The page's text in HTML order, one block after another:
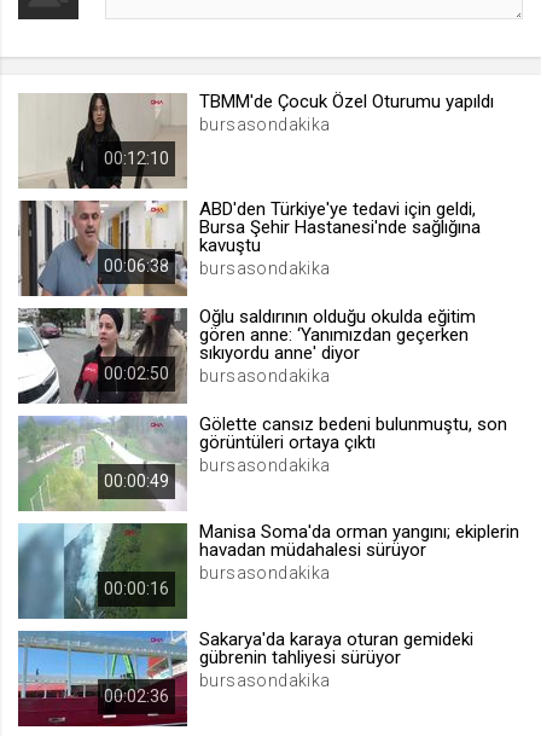
[hash]
.web.tv
1 ay
.web.tv
voteLike*
.web.tv
İsimsiz ziyaretçi için site içeriği
beğenme
1 ay
voteDislike*
.web.tv
1 ay
00:12:10
TBMM'de Çocuk Özel Oturumu yapıldı
bursasondakika
00:06:38
ABD'den Türkiye'ye tedavi için geldi,
Bursa Şehir Hastanesi'nde sağlığına
kavuştu
bursasondakika
00:02:50
Oğlu saldırının olduğu okulda eğitim
gören anne: ‘Yanımızdan geçerken
sıkıyordu anne' diyor
bursasondakika
00:00:49
Gölette cansız bedeni bulunmuştu, son
görüntüleri ortaya çıktı
bursasondakika
00:00:16
Manisa Soma'da orman yangını; ekiplerin
havadan müdahalesi sürüyor
bursasondakika
00:02:36
Sakarya'da karaya oturan gemideki
gübrenin tahliyesi sürüyor
bursasondakika